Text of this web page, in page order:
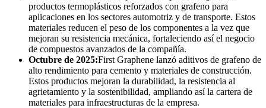
productos termoplásticos reforzados con grafeno para
aplicaciones en los sectores automotriz y de transporte. Estos
materiales reducen el peso de los componentes a la vez que
mejoran su resistencia mecánica, fortaleciendo así el negocio
de compuestos avanzados de la compañía.
Octubre de 2025:First Graphene lanzó aditivos de grafeno de
alto rendimiento para cemento y materiales de construcción.
Estos productos mejoran la durabilidad, la resistencia al
agrietamiento y la sostenibilidad, ampliando así la cartera de
materiales para infraestructuras de la empresa.